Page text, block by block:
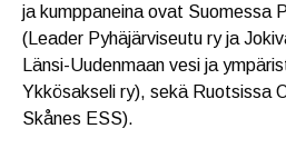
ja kumppaneina ovat Suomessa
(Leader Pyhäjärviseutu ry ja
Länsi-Uudenmaan vesi ja
Ykkösakseli ry), sekä Ruotsissa
Skånes ESS).